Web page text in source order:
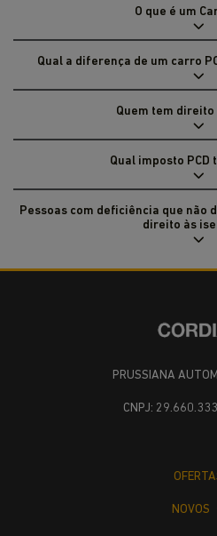
O que é um
Qual a diferença de um carro
Quem tem direito
Qual imposto PCD
Pessoas com deficiência que não
direito às
PRUSSIANA
CNPJ:
NOVOS